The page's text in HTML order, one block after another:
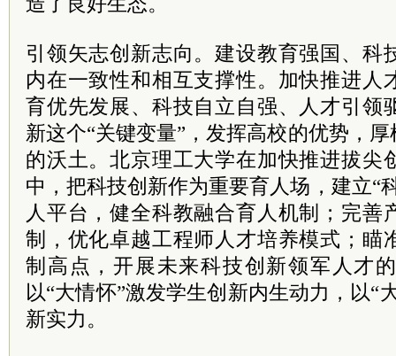
引领矢志创新志向。建设教育强国、科
内在一致性和相互支撑性。加快推进人
育优先发展、科技自立自强、人才引领
新这个“关键变量”，发挥高校的优势，
的沃土。北京理工大学在加快推进拔尖
中，把科技创新作为重要育人场，建立“
人平台，健全科教融合育人机制；完善
制，优化卓越工程师人才培养模式；瞄
制高点，开展未来科技创新领军人才
以“大情怀”激发学生创新内生动力，以“
新实力。